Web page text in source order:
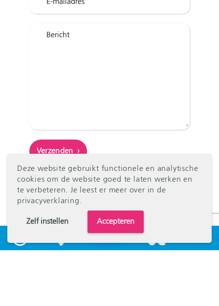
Deze website gebruikt functionele en analytische
cookies om de website goed te laten werken en
te verbeteren. Je leest er meer over in de
privacyverklaring.
Zelf instellen Accepteren
Kenniscentrum Kinder- en